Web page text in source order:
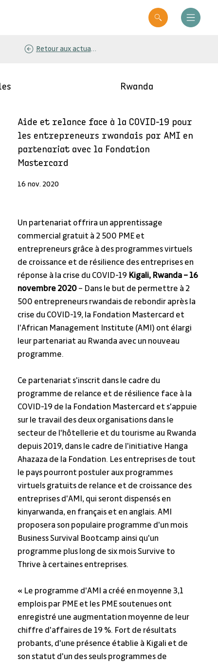
Retour aux actualités
Rwanda
Aide et relance face à la COVID-19 pour
les entrepreneurs rwandais par AMI en
partenariat avec la Fondation
Mastercard
16 nov. 2020
Un partenariat offrira un apprentissage
commercial gratuit à 2 500 PME et
entrepreneurs grâce à des programmes virtuels
de croissance et de résilience des entreprises en
réponse à la crise du COVID-19 Kigali, Rwanda – 16
novembre 2020 – Dans le but de permettre à 2
500 entrepreneurs rwandais de rebondir après la
crise du COVID-19, la Fondation Mastercard et
l'African Management Institute (AMI) ont élargi
leur partenariat au Rwanda avec un nouveau
programme.
Ce partenariat s'inscrit dans le cadre du
programme de relance et de résilience face à la
COVID-19 de la Fondation Mastercard et s'appuie
sur le travail des deux organisations dans le
secteur de l'hôtellerie et du tourisme au Rwanda
depuis 2019, dans le cadre de l'initiative Hanga
Ahazaza de la Fondation. Les entreprises de tout
le pays pourront postuler aux programmes
virtuels gratuits de relance et de croissance des
entreprises d'AMI, qui seront dispensés en
kinyarwanda, en français et en anglais. AMI
proposera son populaire programme d'un mois
Business Survival Bootcamp ainsi qu'un
programme plus long de six mois Survive to
Thrive à certaines entreprises.
« Le programme d'AMI a créé en moyenne 3,1
emplois par PME et les PME soutenues ont
enregistré une augmentation moyenne de leur
chiffre d'affaires de 19 %. Fort de résultats
probants, d'une présence établie à Kigali et de
son statut d'un des seuls programmes de